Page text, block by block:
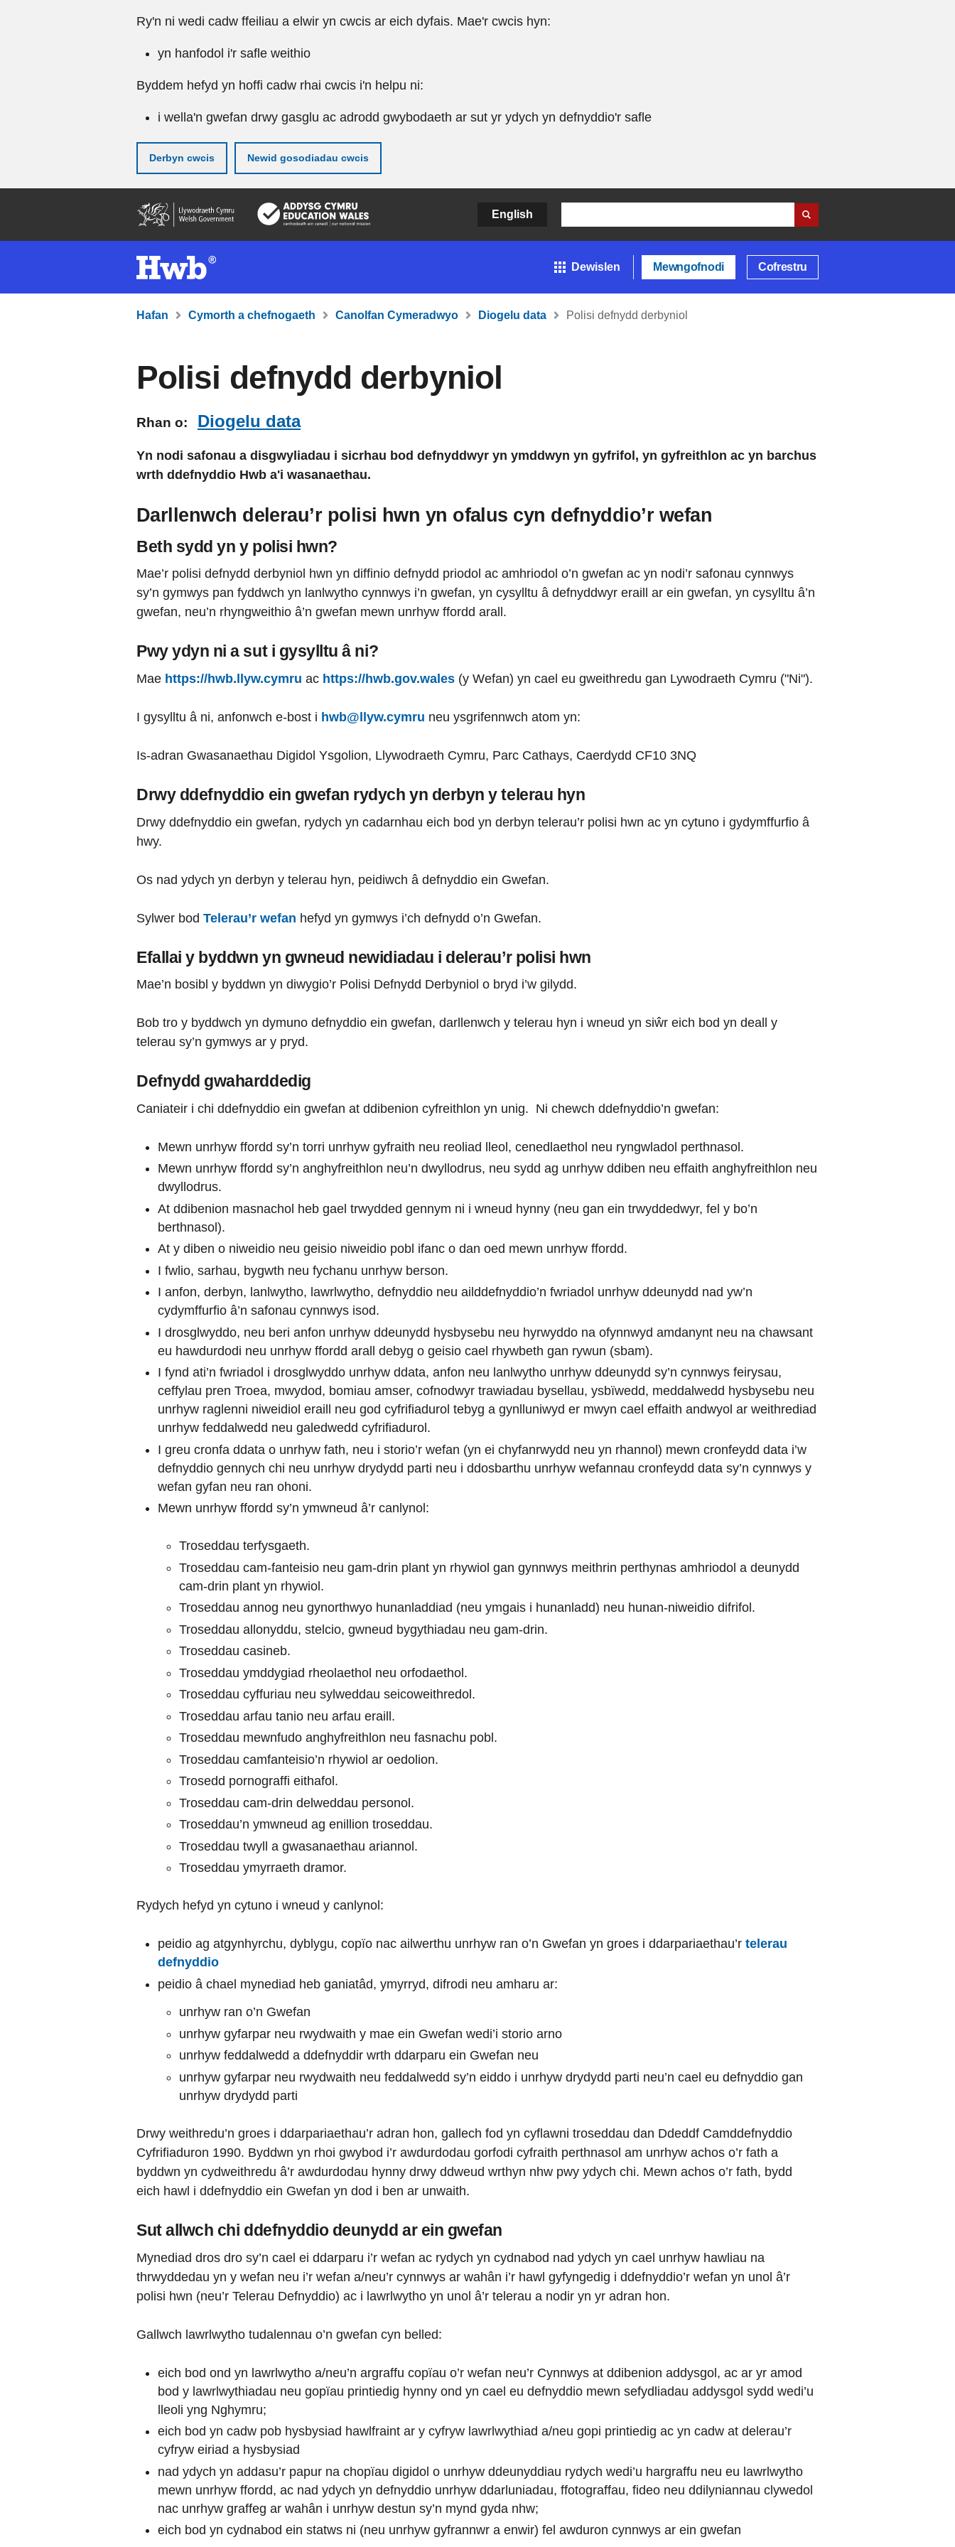
Ry'n ni wedi cadw ffeiliau a elwir yn cwcis ar eich dyfais. Mae'r cwcis hyn:
yn hanfodol i'r safle weithio
Byddem hefyd yn hoffi cadw rhai cwcis i'n helpu ni:
i wella'n gwefan drwy gasglu ac adrodd gwybodaeth ar sut yr ydych yn defnyddio'r safle
Derbyn cwcis Newid gosodiadau cwcis
gynnwy
English
Dewislen Mewngofnodi Cofrestru
Hafan Cymorth a chefnogaeth Canolfan Cymeradwyo Diogelu data Polisi defnydd derbyniol
Polisi defnydd derbyniol
Rhan o: Diogelu data
Yn nodi safonau a disgwyliadau i sicrhau bod defnyddwyr yn ymddwyn yn gyfrifol, yn gyfreithlon ac yn barchus
wrth ddefnyddio Hwb a'i wasanaethau.
Darllenwch delerau’r polisi hwn yn ofalus cyn defnyddio’r wefan
Beth sydd yn y polisi hwn?
Mae’r polisi defnydd derbyniol hwn yn diffinio defnydd priodol ac amhriodol o’n gwefan ac yn nodi’r safonau cynnwys
sy’n gymwys pan fyddwch yn lanlwytho cynnwys i’n gwefan, yn cysylltu â defnyddwyr eraill ar ein gwefan, yn cysylltu â’n
gwefan, neu’n rhyngweithio â’n gwefan mewn unrhyw ffordd arall.
Pwy ydyn ni a sut i gysylltu â ni?
Mae https://hwb.llyw.cymru ac https://hwb.gov.wales (y Wefan) yn cael eu gweithredu gan Lywodraeth Cymru ("Ni").
I gysylltu â ni, anfonwch e-bost i hwb@llyw.cymru neu ysgrifennwch atom yn:
Is-adran Gwasanaethau Digidol Ysgolion, Llywodraeth Cymru, Parc Cathays, Caerdydd CF10 3NQ
Drwy ddefnyddio ein gwefan rydych yn derbyn y telerau hyn
Drwy ddefnyddio ein gwefan, rydych yn cadarnhau eich bod yn derbyn telerau’r polisi hwn ac yn cytuno i gydymffurfio â
hwy.
Os nad ydych yn derbyn y telerau hyn, peidiwch â defnyddio ein Gwefan.
Sylwer bod Telerau’r wefan hefyd yn gymwys i’ch defnydd o’n Gwefan.
Efallai y byddwn yn gwneud newidiadau i delerau’r polisi hwn
Mae’n bosibl y byddwn yn diwygio’r Polisi Defnydd Derbyniol o bryd i’w gilydd.
Bob tro y byddwch yn dymuno defnyddio ein gwefan, darllenwch y telerau hyn i wneud yn siŵr eich bod yn deall y
telerau sy’n gymwys ar y pryd.
Defnydd gwaharddedig
Caniateir i chi ddefnyddio ein gwefan at ddibenion cyfreithlon yn unig. Ni chewch ddefnyddio’n gwefan:
Mewn unrhyw ffordd sy’n torri unrhyw gyfraith neu reoliad lleol, cenedlaethol neu ryngwladol perthnasol.
Mewn unrhyw ffordd sy’n anghyfreithlon neu’n dwyllodrus, neu sydd ag unrhyw ddiben neu effaith anghyfreithlon neu
dwyllodrus.
At ddibenion masnachol heb gael trwydded gennym ni i wneud hynny (neu gan ein trwyddedwyr, fel y bo’n
berthnasol).
At y diben o niweidio neu geisio niweidio pobl ifanc o dan oed mewn unrhyw ffordd.
I fwlio, sarhau, bygwth neu fychanu unrhyw berson.
I anfon, derbyn, lanlwytho, lawrlwytho, defnyddio neu ailddefnyddio’n fwriadol unrhyw ddeunydd nad yw’n
cydymffurfio â’n safonau cynnwys isod.
I drosglwyddo, neu beri anfon unrhyw ddeunydd hysbysebu neu hyrwyddo na ofynnwyd amdanynt neu na chawsant
eu hawdurdodi neu unrhyw ffordd arall debyg o geisio cael rhywbeth gan rywun (sbam).
I fynd ati’n fwriadol i drosglwyddo unrhyw ddata, anfon neu lanlwytho unrhyw ddeunydd sy’n cynnwys feirysau,
ceffylau pren Troea, mwydod, bomiau amser, cofnodwyr trawiadau bysellau, ysbïwedd, meddalwedd hysbysebu neu
unrhyw raglenni niweidiol eraill neu god cyfrifiadurol tebyg a gynlluniwyd er mwyn cael effaith andwyol ar weithrediad
unrhyw feddalwedd neu galedwedd cyfrifiadurol.
I greu cronfa ddata o unrhyw fath, neu i storio’r wefan (yn ei chyfanrwydd neu yn rhannol) mewn cronfeydd data i’w
defnyddio gennych chi neu unrhyw drydydd parti neu i ddosbarthu unrhyw wefannau cronfeydd data sy’n cynnwys y
wefan gyfan neu ran ohoni.
Mewn unrhyw ffordd sy’n ymwneud â’r canlynol:
Troseddau terfysgaeth.
Troseddau cam-fanteisio neu gam-drin plant yn rhywiol gan gynnwys meithrin perthynas amhriodol a deunydd
cam-drin plant yn rhywiol.
Troseddau annog neu gynorthwyo hunanladdiad (neu ymgais i hunanladd) neu hunan-niweidio difrifol.
Troseddau allonyddu, stelcio, gwneud bygythiadau neu gam-drin.
Troseddau casineb.
Troseddau ymddygiad rheolaethol neu orfodaethol.
Troseddau cyffuriau neu sylweddau seicoweithredol.
Troseddau arfau tanio neu arfau eraill.
Troseddau mewnfudo anghyfreithlon neu fasnachu pobl.
Troseddau camfanteisio’n rhywiol ar oedolion.
Trosedd pornograffi eithafol.
Troseddau cam-drin delweddau personol.
Troseddau’n ymwneud ag enillion troseddau.
Troseddau twyll a gwasanaethau ariannol.
Troseddau ymyrraeth dramor.
Rydych hefyd yn cytuno i wneud y canlynol:
peidio ag atgynhyrchu, dyblygu, copïo nac ailwerthu unrhyw ran o’n Gwefan yn groes i ddarpariaethau’r telerau
defnyddio
peidio â chael mynediad heb ganiatâd, ymyrryd, difrodi neu amharu ar:
unrhyw ran o’n Gwefan
unrhyw gyfarpar neu rwydwaith y mae ein Gwefan wedi’i storio arno
unrhyw feddalwedd a ddefnyddir wrth ddarparu ein Gwefan neu
unrhyw gyfarpar neu rwydwaith neu feddalwedd sy’n eiddo i unrhyw drydydd parti neu’n cael eu defnyddio gan
unrhyw drydydd parti
Drwy weithredu’n groes i ddarpariaethau’r adran hon, gallech fod yn cyflawni troseddau dan Ddeddf Camddefnyddio
Cyfrifiaduron 1990. Byddwn yn rhoi gwybod i’r awdurdodau gorfodi cyfraith perthnasol am unrhyw achos o’r fath a
byddwn yn cydweithredu â’r awdurdodau hynny drwy ddweud wrthyn nhw pwy ydych chi. Mewn achos o’r fath, bydd
eich hawl i ddefnyddio ein Gwefan yn dod i ben ar unwaith.
Sut allwch chi ddefnyddio deunydd ar ein gwefan
Mynediad dros dro sy’n cael ei ddarparu i’r wefan ac rydych yn cydnabod nad ydych yn cael unrhyw hawliau na
thrwyddedau yn y wefan neu i’r wefan a/neu’r cynnwys ar wahân i’r hawl gyfyngedig i ddefnyddio’r wefan yn unol â’r
polisi hwn (neu’r Telerau Defnyddio) ac i lawrlwytho yn unol â’r telerau a nodir yn yr adran hon.
Gallwch lawrlwytho tudalennau o’n gwefan cyn belled:
eich bod ond yn lawrlwytho a/neu’n argraffu copïau o’r wefan neu’r Cynnwys at ddibenion addysgol, ac ar yr amod
bod y lawrlwythiadau neu gopïau printiedig hynny ond yn cael eu defnyddio mewn sefydliadau addysgol sydd wedi’u
lleoli yng Nghymru;
eich bod yn cadw pob hysbysiad hawlfraint ar y cyfryw lawrlwythiad a/neu gopi printiedig ac yn cadw at delerau’r
cyfryw eiriad a hysbysiad
nad ydych yn addasu’r papur na chopïau digidol o unrhyw ddeunyddiau rydych wedi’u hargraffu neu eu lawrlwytho
mewn unrhyw ffordd, ac nad ydych yn defnyddio unrhyw ddarluniadau, ffotograffau, fideo neu ddilyniannau clywedol
nac unrhyw graffeg ar wahân i unrhyw destun sy’n mynd gyda nhw;
eich bod yn cydnabod ein statws ni (neu unrhyw gyfrannwr a enwir) fel awduron cynnwys ar ein gwefan